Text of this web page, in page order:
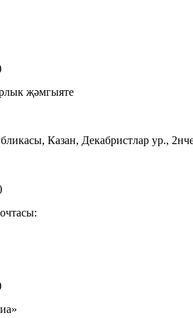
җәмгыяте
Казан, Декабристлар ур.,